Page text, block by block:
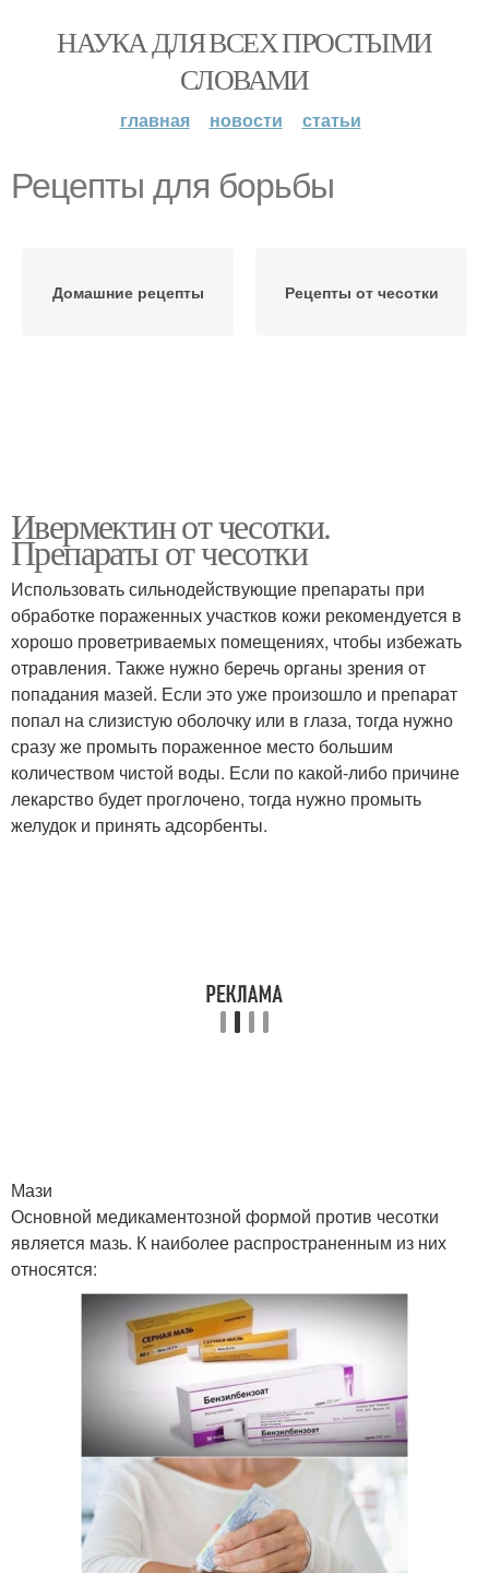
НАУКА ДЛЯ ВСЕХ ПРОСТЫМИ
СЛОВАМИ
главная новости статьи
Рецепты для борьбы
Домашние рецепты Рецепты от чесотки
Ивермектин от чесотки.
Препараты от чесотки
Использовать сильнодействующие препараты при
обработке пораженных участков кожи рекомендуется в
хорошо проветриваемых помещениях, чтобы избежать
отравления. Также нужно беречь органы зрения от
попадания мазей. Если это уже произошло и препарат
попал на слизистую оболочку или в глаза, тогда нужно
сразу же промыть пораженное место большим
количеством чистой воды. Если по какой-либо причине
лекарство будет проглочено, тогда нужно промыть
желудок и принять адсорбенты.
Мази
Основной медикаментозной формой против чесотки
является мазь. К наиболее распространенным из них
относятся: